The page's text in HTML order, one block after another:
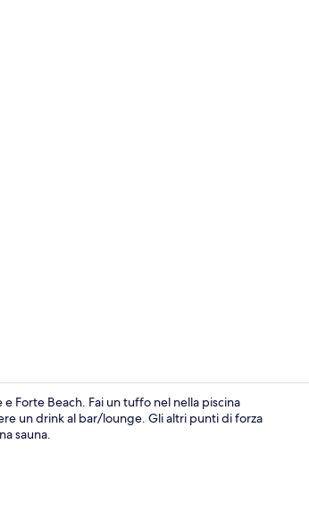
Forte Beach. Fai un tuffo nel nella piscina
un drink al bar/lounge. Gli altri punti di forza
sauna.